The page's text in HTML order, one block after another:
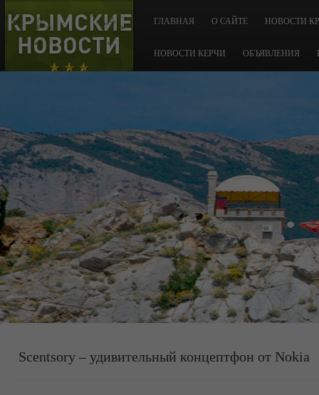
КРЫМСКИЕ
НОВОСТИ
ГЛАВНАЯ О САЙТЕ НОВОСТИ
НОВОСТИ КЕРЧИ ОБЪЯВЛЕНИЯ
Scentsory – удивительный концептфон от Nokia